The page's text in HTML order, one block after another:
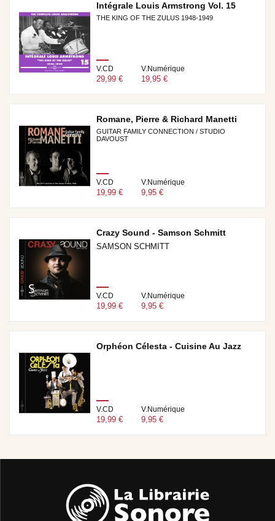
Intégrale Louis Armstrong Vol. 15
THE KING OF THE ZULUS 1948-1949
V.CD
29,99 €
V.Numérique
19,95 €
Romane, Pierre & Richard Manetti
GUITAR FAMILY CONNECTION / STUDIO
DAVOUST
V.CD
19,99 €
V.Numérique
9,95 €
Crazy Sound - Samson Schmitt
SAMSON SCHMITT
V.CD
19,99 €
V.Numérique
9,95 €
Orphéon Célesta - Cuisine Au Jazz
V.CD
19,99 €
V.Numérique
9,95 €